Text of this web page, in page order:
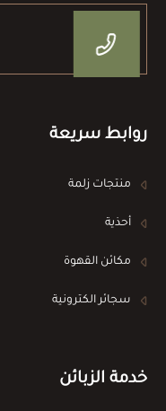
روابط سريعة
منتجات زلمة
أحذية
مكائن القهوة
سجائر الكترونية
خدمة الزبائن